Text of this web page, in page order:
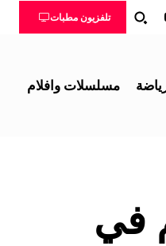
تلفزيون مطبات
مسلسلات وافلام
في